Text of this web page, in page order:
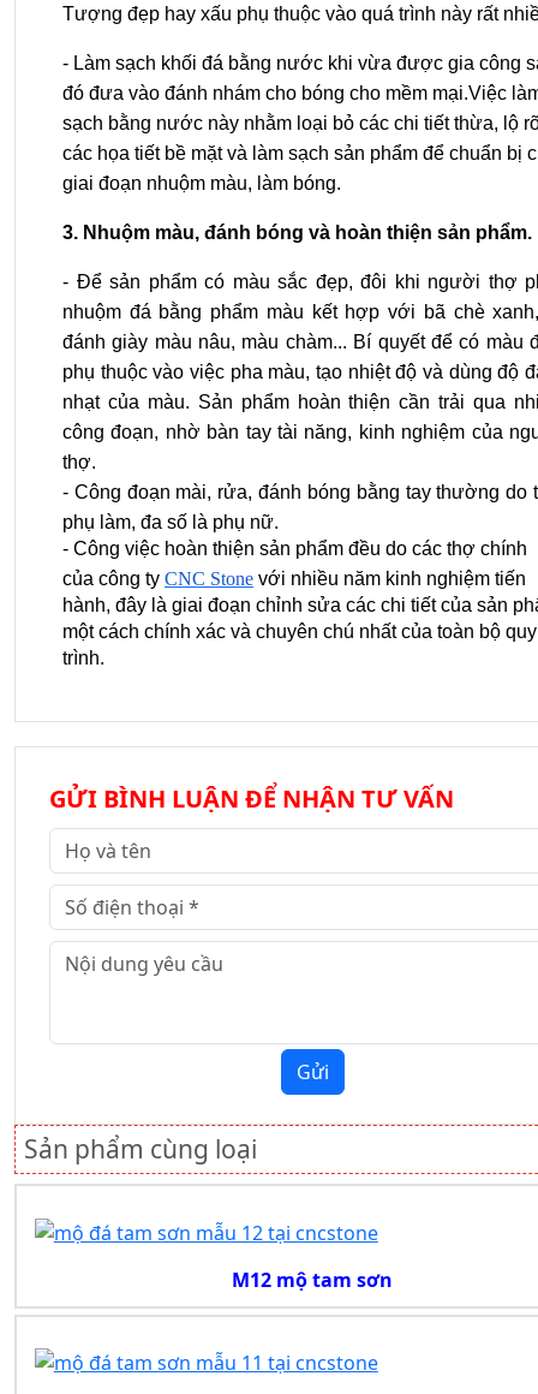
Tượng đẹp hay xấu phụ thuộc vào quá trình này rất
- Làm sạch khối đá bằng nước khi vừa được gia công
đó đưa vào đánh nhám cho bóng cho mềm mại.Việc
sạch bằng nước này nhằm loại bỏ các chi tiết thừa, lộ
các họa tiết bề mặt và làm sạch sản phẩm để chuẩn bị
giai đoạn nhuộm màu, làm bóng.
3. Nhuộm màu, đánh bóng và hoàn thiện sản phẩm.
- Để sản phẩm có màu sắc đẹp, đôi khi người thợ
nhuộm đá bằng phẩm màu kết hợp với bã chè
đánh giày màu nâu, màu chàm... Bí quyết để có màu
phụ thuộc vào việc pha màu, tạo nhiệt độ và dùng độ
nhạt của màu. Sản phẩm hoàn thiện cần trải qua
công đoạn, nhờ bàn tay tài năng, kinh nghiệm của
thợ.
- Công đoạn mài, rửa, đánh bóng bằng tay thường do
phụ làm, đa số là phụ nữ.
- Công việc hoàn thiện sản phẩm đều do các thợ chính
của công ty CNC Stone với nhiều năm kinh nghiệm tiến
hành, đây là giai đoạn chỉnh sửa các chi tiết của sản
một cách chính xác và chuyên chú nhất của toàn bộ quy
trình.
GỬI BÌNH LUẬN ĐỂ NHẬN TƯ VẤN
Gửi
Sản phẩm cùng loại
M12 mộ tam sơn